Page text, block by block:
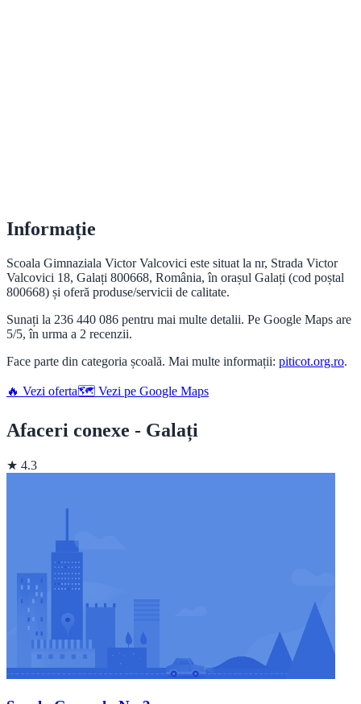
Informație
Scoala Gimnaziala Victor Valcovici este situat la nr, Strada Victor
Valcovici 18, Galați 800668, România, în orașul Galați (cod poștal
800668) și oferă produse/servicii de calitate.
Sunați la 236 440 086 pentru mai multe detalii. Pe Google Maps are
5/5, în urma a 2 recenzii.
Face parte din categoria școală. Mai multe informații: piticot.org.ro.
🔥 Vezi oferta🗺️ Vezi pe Google Maps
Afaceri conexe - Galați
★ 4.3